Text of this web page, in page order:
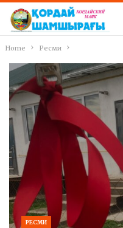
Home Ресми
РЕСМИ